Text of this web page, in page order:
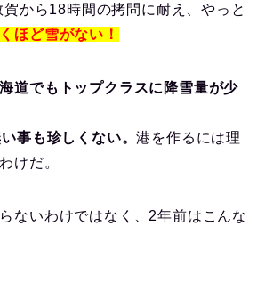
から18時間の拷問に耐え、やっと
ほど雪がない！
道でもトップクラスに降雪量が少
事も珍しくない。港を作るには理
けだ。
ないわけではなく、2年前はこんな